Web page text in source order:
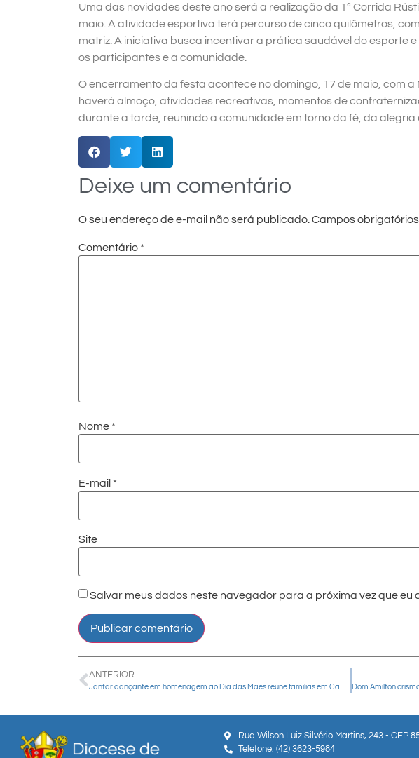
Uma das novidades deste ano será a realização da 1ª Corrida
maio. A atividade esportiva terá percurso de cinco quilômetros,
matriz. A iniciativa busca incentivar a prática saudável do esporte
os participantes e a comunidade.
O encerramento da festa acontece no domingo, 17 de maio, com a
haverá almoço, atividades recreativas, momentos de
durante a tarde, reunindo a comunidade em torno da fé, da alegria
Deixe um comentário
O seu endereço de e-mail não será publicado.Campos
Comentário *
Nome *
E-mail *
Site
Salvar meus dados neste navegador para a próxima vez que eu
ANTERIOR
Rua Wilson Luiz Silvério Martins, 243 - CEP
Telefone: (42) 3623-5984